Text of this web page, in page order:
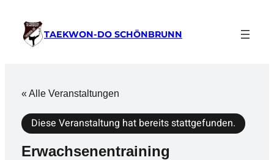
TAEKWON-DO SCHÖNBRUNN
« Alle Veranstaltungen
Diese Veranstaltung hat bereits stattgefunden.
Erwachsenentraining